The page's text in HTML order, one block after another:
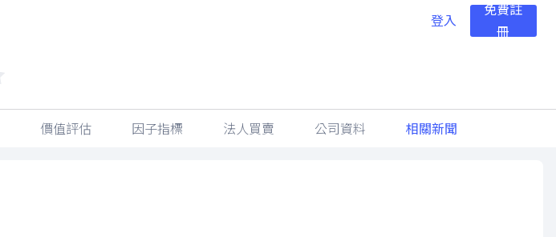
登入
免費註
冊
價值評估 因子指標 法人買賣 公司資料 相關新聞